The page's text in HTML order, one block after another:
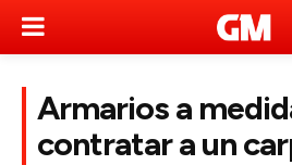
Armarios a
contratar a un